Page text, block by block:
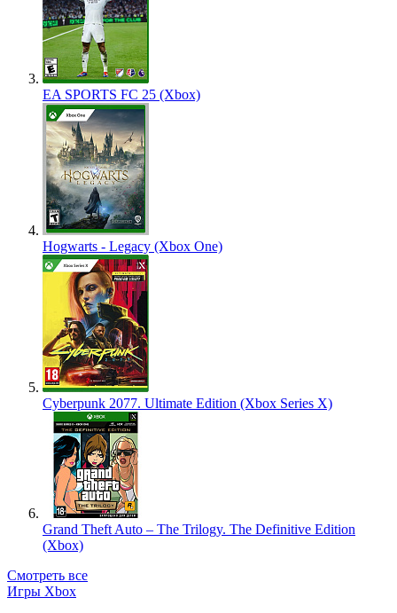
EA SPORTS FC 25 (Xbox)
Hogwarts - Legacy (Xbox One)
Cyberpunk 2077. Ultimate Edition (Xbox Series X)
Grand Theft Auto – The Trilogy. The Definitive Edition
(Xbox)
Смотреть все
Игры Xbox